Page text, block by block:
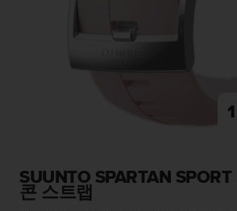
SUUNTO SPARTAN SPORT
콘 스트랩